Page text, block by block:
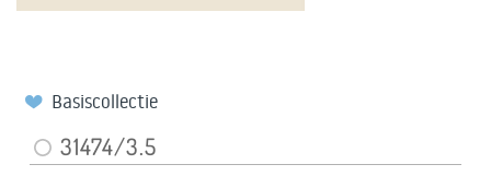
Basiscollectie
31474/3.5